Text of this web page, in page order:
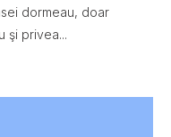
dormeau, doar
şi privea...